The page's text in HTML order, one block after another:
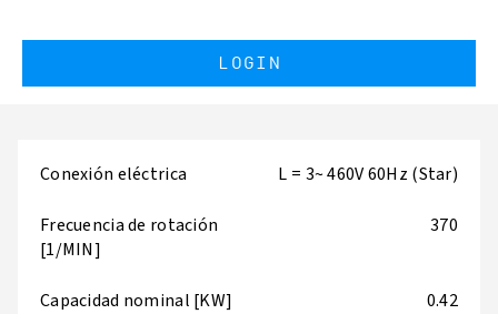
LOGIN
Conexión eléctrica L = 3~ 460V 60Hz (Star)
Frecuencia de rotación
[1/MIN]
370
Capacidad nominal [KW] 0.42